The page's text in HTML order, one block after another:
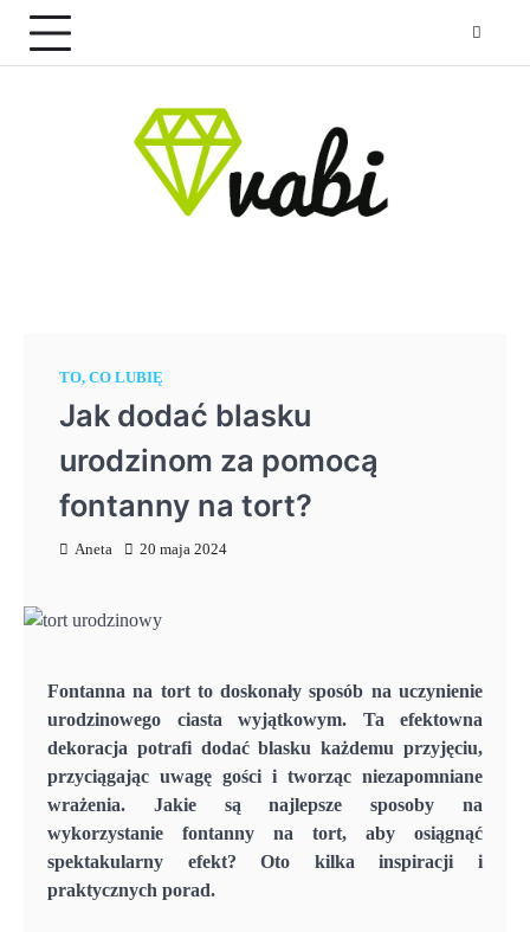
Skip
content
TO, CO LUBIĘ
Jak dodać blasku
urodzinom za pomocą
fontanny na tort?
Aneta 20 maja 2024
Fontanna na tort to doskonały sposób na uczynienie
urodzinowego ciasta wyjątkowym. Ta efektowna
dekoracja potrafi dodać blasku każdemu przyjęciu,
przyciągając uwagę gości i tworząc niezapomniane
wrażenia. Jakie są najlepsze sposoby na
wykorzystanie fontanny na tort, aby osiągnąć
spektakularny efekt? Oto kilka inspiracji i
praktycznych porad.